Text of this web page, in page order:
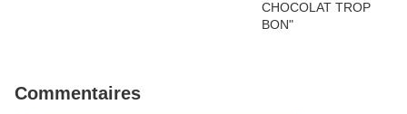
Commentaires